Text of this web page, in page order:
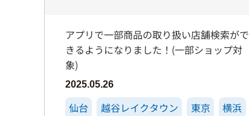
アプリで一部商品の取り扱い店舗検索がで
きるようになりました！(一部ショップ対
象)
2025.05.26
仙台 越谷レイクタウン 東京
横浜